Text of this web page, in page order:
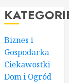
Biznes i
Gospodarka
Ciekawostki
Dom i Ogród